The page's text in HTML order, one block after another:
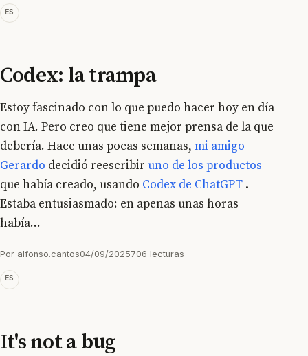
ES
Codex: la trampa
Estoy fascinado con lo que puedo hacer hoy en día
con IA. Pero creo que tiene mejor prensa de la que
debería. Hace unas pocas semanas, mi amigo
Gerardo decidió reescribir uno de los productos
que había creado, usando Codex de ChatGPT .
Estaba entusiasmado: en apenas unas horas
había...
Por alfonso.cantos04/09/2025706 lecturas
ES
It's not a bug